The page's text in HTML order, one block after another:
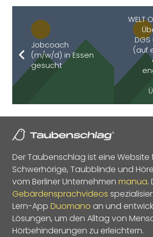
Jobcoach
(m/w/d) in Essen
gesucht
WELT
DGS
(auf
Der Taubenschlag ist eine Website
Schwerhörige, Taubblinde und
vom Berliner Unternehmen manua.
Gebärdensprachvideos
Lern-App Duomano an und
Lösungen, um den Alltag von
Hörbehinderungen zu erleichtern.